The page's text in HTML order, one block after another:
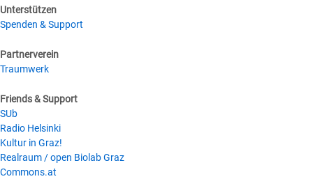
Unterstützen
Spenden & Support
Partnerverein
Traumwerk
Friends & Support
SUb
Radio Helsinki
Kultur in Graz!
Realraum / open Biolab Graz
Commons.at